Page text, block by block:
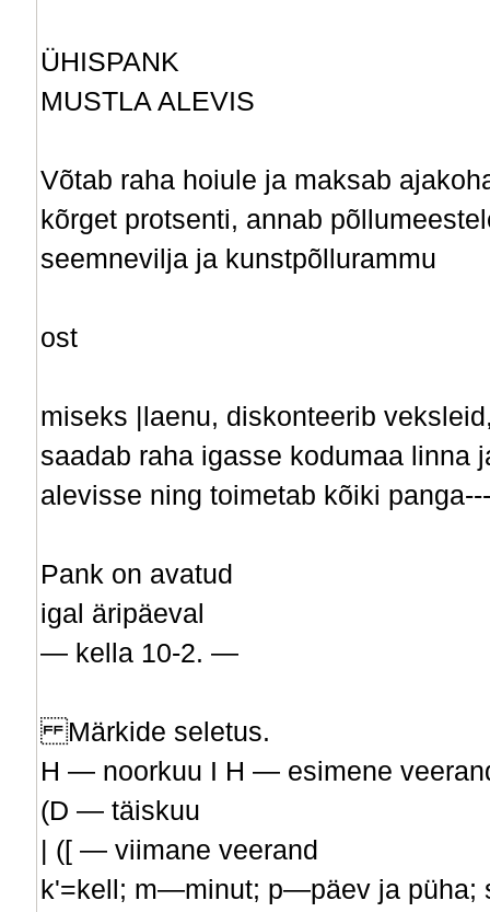
ÜHISPANK
MUSTLA ALEVIS
Võtab raha hoiule ja maksab
kõrget protsenti, annab
seemnevilja ja kunstpõllurammu
ost­
miseks |laenu, diskonteerib
saadab raha igasse kodumaa linna
alevisse ning toimetab kõiki
Pank on avatud
igal äripäeval
— kella 10-2. —
Märkide seletus.
H — noorkuu I H — esimene
(D — täiskuu
| ([ — viimane veerand
k'=kell; m—minut; p—päev ja püha;